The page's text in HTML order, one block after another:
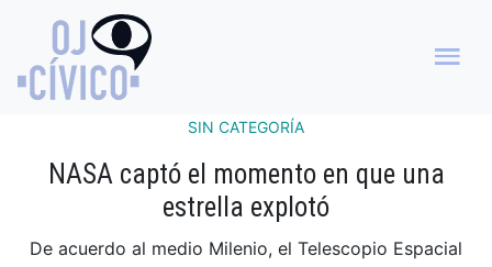
SIN CATEGORÍA
NASA captó el momento en que una
estrella explotó
De acuerdo al medio Milenio, el Telescopio Espacial